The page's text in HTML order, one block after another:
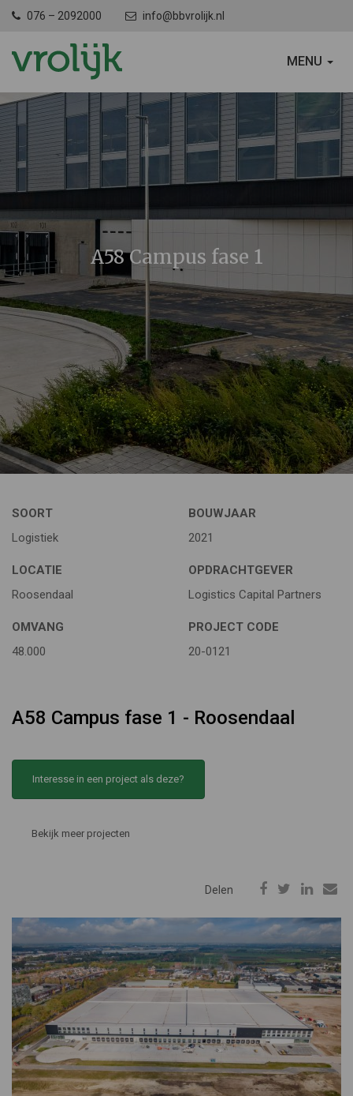
076 – 2092000 info@bbvrolijk.nl
SCHAKEL
MENU
A58 Campus fase 1
SOORT
Logistiek
BOUWJAAR
2021
LOCATIE
Roosendaal
OPDRACHTGEVER
Logistics Capital Partners
OMVANG
48.000
PROJECT CODE
20-0121
A58 Campus fase 1 - Roosendaal
Interesse in een project als deze?
Bekijk meer projecten
Delen